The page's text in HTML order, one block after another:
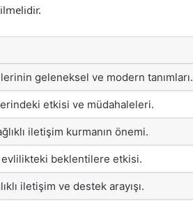
geleneksel ve modern tanımları.
etkisi ve müdahaleleri.
iletişim kurmanın önemi.
beklentilere etkisi.
iletişim ve destek arayışı.